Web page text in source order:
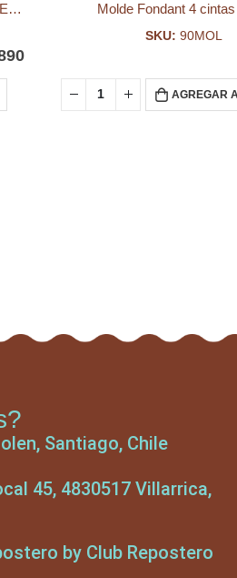
Molde Fondant joyas Diamante Corazones Estrellas
Molde Fondant 4
SKU: 90MOL
AGREGAR
Santiago, Chile
45, 4830517 Villarrica,
by Club Repostero